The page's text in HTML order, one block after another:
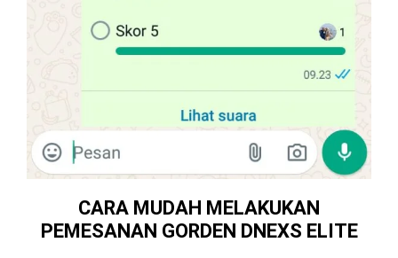
CARA MUDAH MELAKUKAN
PEMESANAN GORDEN DNEXS ELITE